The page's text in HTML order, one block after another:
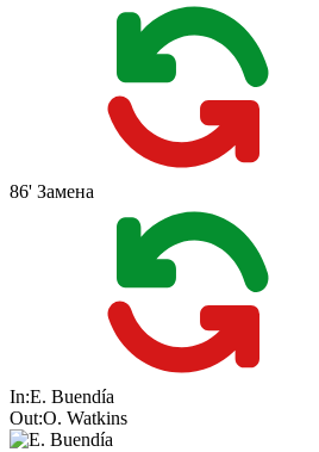
86' Замена
In:E. Buendía
Out:O. Watkins